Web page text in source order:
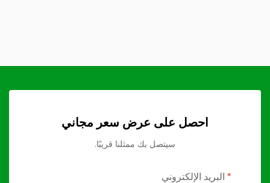
احصل على عرض سعر مجاني
سيتصل بك ممثلنا قريبًا.
البريد الإلكتروني